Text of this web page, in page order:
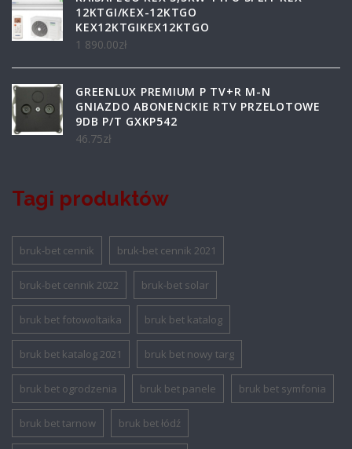
12KTGI/KEX-12KTGO
KEX12KTGIKEX12KTGO
1 890.00zł
GREENLUX PREMIUM P TV+R M-N
GNIAZDO ABONENCKIE RTV PRZELOTOWE
9DB P/T GXKP542
46.75zł
Tagi produktów
bruk-bet cennik bruk-bet cennik 2021
bruk-bet cennik 2022 bruk-bet solar
bruk bet fotowoltaika bruk bet katalog
bruk bet katalog 2021 bruk bet nowy targ
bruk bet ogrodzenia bruk bet panele bruk bet symfonia
bruk bet tarnow bruk bet łódź